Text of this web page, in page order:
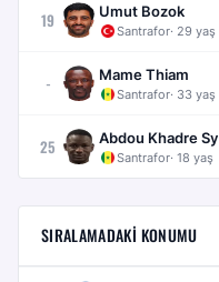
19 Umut Bozok
Santrafor· 29 yaş
- Mame Thiam
Santrafor· 33 yaş
25 Abdou Khadre Sy
Santrafor· 18 yaş
SIRALAMADAKI KONUMU